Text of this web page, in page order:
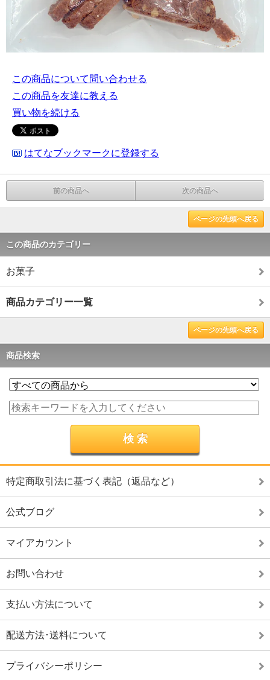
この商品について問い合わせる
この商品を友達に教える
買い物を続ける
はてなブックマークに登録する
前の商品へ 次の商品へ
ページの先頭へ戻る
この商品のカテゴリー
お菓子
商品カテゴリー一覧
ページの先頭へ戻る
商品検索
特定商取引法に基づく表記（返品など）
公式ブログ
マイアカウント
お問い合わせ
支払い方法について
配送方法･送料について
プライバシーポリシー